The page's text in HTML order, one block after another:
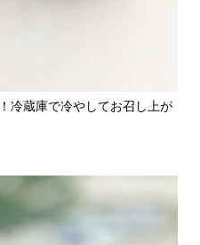
冷蔵庫で冷やしてお召し上が